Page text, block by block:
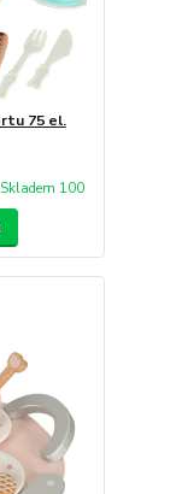
75 el.
Skladem 100